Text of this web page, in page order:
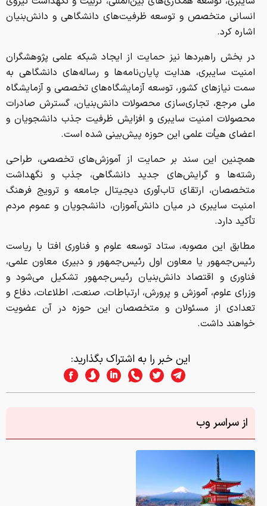
انسانی متخصص و توسعه ظرفیت‌های دانشگاهی و دانش‌بنیان
اشاره کرد.
در بخش راهبردها نیز حمایت از ایجاد شبکه علمی پژوهشگران
امنیت سایبری، هدایت پایان‌نامه‌ها و رساله‌های دانشگاهی به
سمت نیازهای کشور، توسعه آزمایشگاه‌های تخصصی و آزمایشگاه
ملی مرجع، تجاری‌سازی محصولات دانش‌بنیان، گسترش صادرات
محصولات امنیت سایبری و افزایش ظرفیت جذب دانشجویان و
اعضای هیأت علمی این حوزه پیش‌بینی شده است.
همچنین این سند بر حمایت از آموزش‌های تخصصی، طراحی
رشته‌ها و گرایش‌های جدید دانشگاهی، جذب و نگهداشت
متخصصان، ارتقای تاب‌آوری دیجیتال جامعه و ترویج فرهنگ
امنیت سایبری در میان دانش‌آموزان، دانشجویان و عموم مردم
تأکید دارد.
مطابق این مصوبه، ستاد توسعه علوم و فناوری افتا با ریاست
رئیس‌جمهور یا معاون اول رئیس‌جمهور و دبیری معاون علمی،
فناوری و اقتصاد دانش‌بنیان رئیس‌جمهور تشکیل می‌شود و
وزرای علوم، آموزش و پرورش، ارتباطات، صنعت، اطلاعات، دفاع و
تعدادی از مسئولان و متخصصان این حوزه در آن عضویت
خواهند داشت.
این خبر را به اشتراک بگذارید:
از سراسر وب